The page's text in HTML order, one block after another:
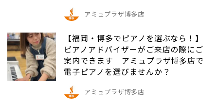
アミュプラザ博多店
【福岡・博多でピアノを選ぶなら！】
ピアノアドバイザーがご来店の際にご
案内できます アミュプラザ博多店で
電子ピアノを選びませんか？
アミュプラザ博多店